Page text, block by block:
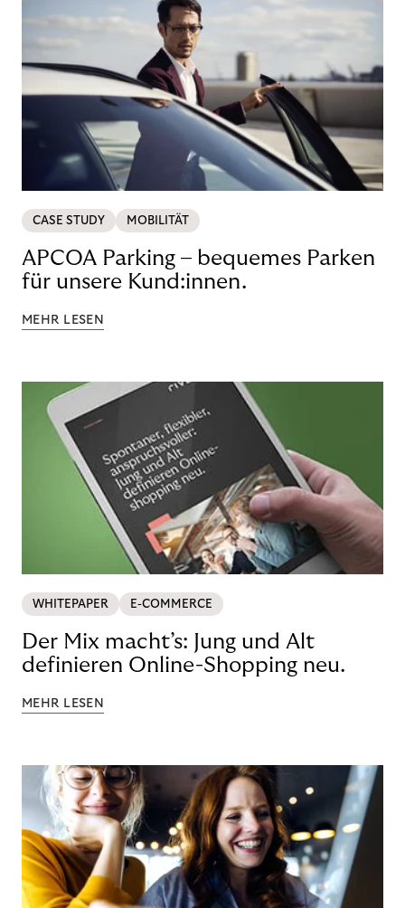
CASE STUDY MOBILITÄT
APCOA Parking – bequemes Parken
für unsere Kund:innen.
MEHR LESEN
WHITEPAPER E-COMMERCE
Der Mix macht’s: Jung und Alt
definieren Online-Shopping neu.
MEHR LESEN